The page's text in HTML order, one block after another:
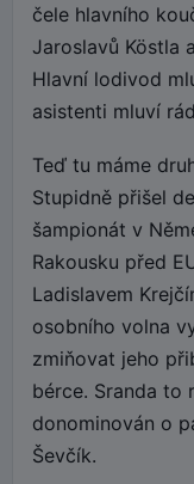
čele hlavního
Jaroslavů Köstla
Hlavní lodivod
asistenti mluví
Teď tu máme
Stupidně přišel
šampionát v
Rakousku před
Ladislavem
osobního volna
zmiňovat jeho
bérce. Sranda to
donominován o
Ševčík.